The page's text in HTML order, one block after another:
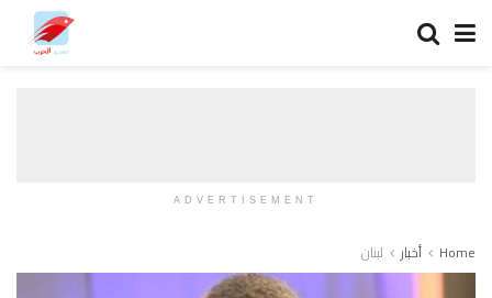
ADVERTISEMENT
Home أخبار لبنان